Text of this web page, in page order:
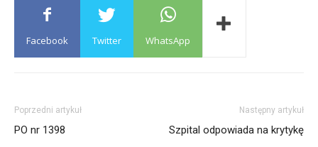
Facebook Twitter WhatsApp
Poprzedni artykuł
PO nr 1398
Następny artykuł
Szpital odpowiada na krytykę